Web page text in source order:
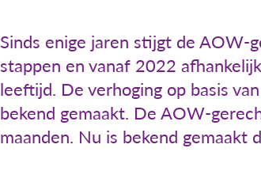
Sinds enige jaren stijgt de AOW-
stappen en vanaf 2022
leeftijd. De verhoging op basis
bekend gemaakt. De AOW-
maanden. Nu is bekend